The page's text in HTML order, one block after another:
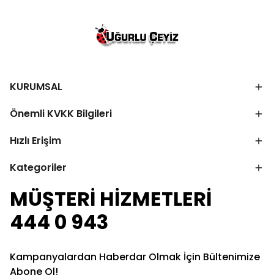
KURUMSAL
Önemli KVKK Bilgileri
Hızlı Erişim
Kategoriler
MÜŞTERİ HİZMETLERİ
444 0 943
Kampanyalardan Haberdar Olmak İçin Bültenimize
Abone Ol!